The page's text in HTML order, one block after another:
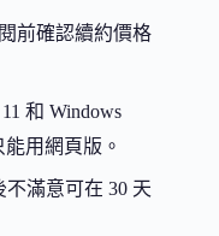
前確認續約價格
和 Windows
能用網頁版。
滿意可在 30 天